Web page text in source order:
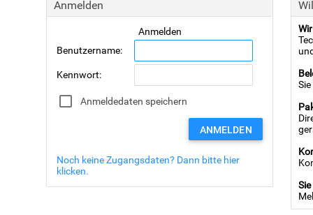
Anmelden
Anmelden
Benutzername:
Kennwort:
Anmeldedaten speichern
ANMELDEN
Noch keine Zugangsdaten? Dann bitte hier
klicken.